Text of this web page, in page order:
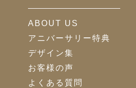
ABOUT US
アニバーサリー特典
デザイン集
お客様の声
よくある質問